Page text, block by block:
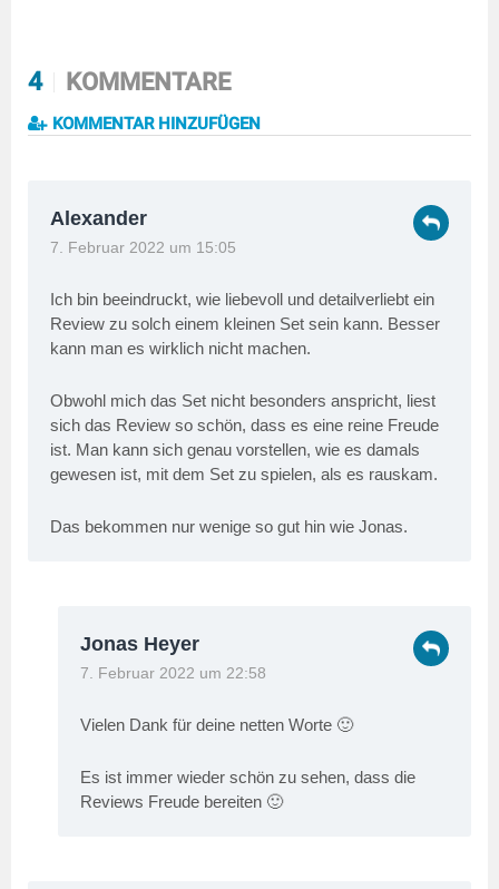
4 KOMMENTARE
KOMMENTAR HINZUFÜGEN
Alexander
7. Februar 2022 um 15:05
Ich bin beeindruckt, wie liebevoll und detailverliebt ein
Review zu solch einem kleinen Set sein kann. Besser
kann man es wirklich nicht machen.
Obwohl mich das Set nicht besonders anspricht, liest
sich das Review so schön, dass es eine reine Freude
ist. Man kann sich genau vorstellen, wie es damals
gewesen ist, mit dem Set zu spielen, als es rauskam.
Das bekommen nur wenige so gut hin wie Jonas.
Jonas Heyer
7. Februar 2022 um 22:58
Vielen Dank für deine netten Worte 🙂
Es ist immer wieder schön zu sehen, dass die
Reviews Freude bereiten 🙂